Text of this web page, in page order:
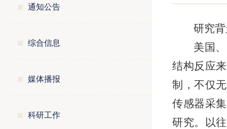
通知公告
综合信息
媒体播报
科研工作
研究
美国
结构反应
制，不仅
传感器采
研究。以